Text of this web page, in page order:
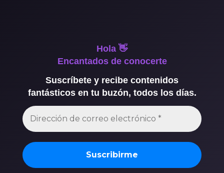
Hola 👋
Encantados de conocerte
Suscríbete y recibe contenidos
fantásticos en tu buzón, todos los días.